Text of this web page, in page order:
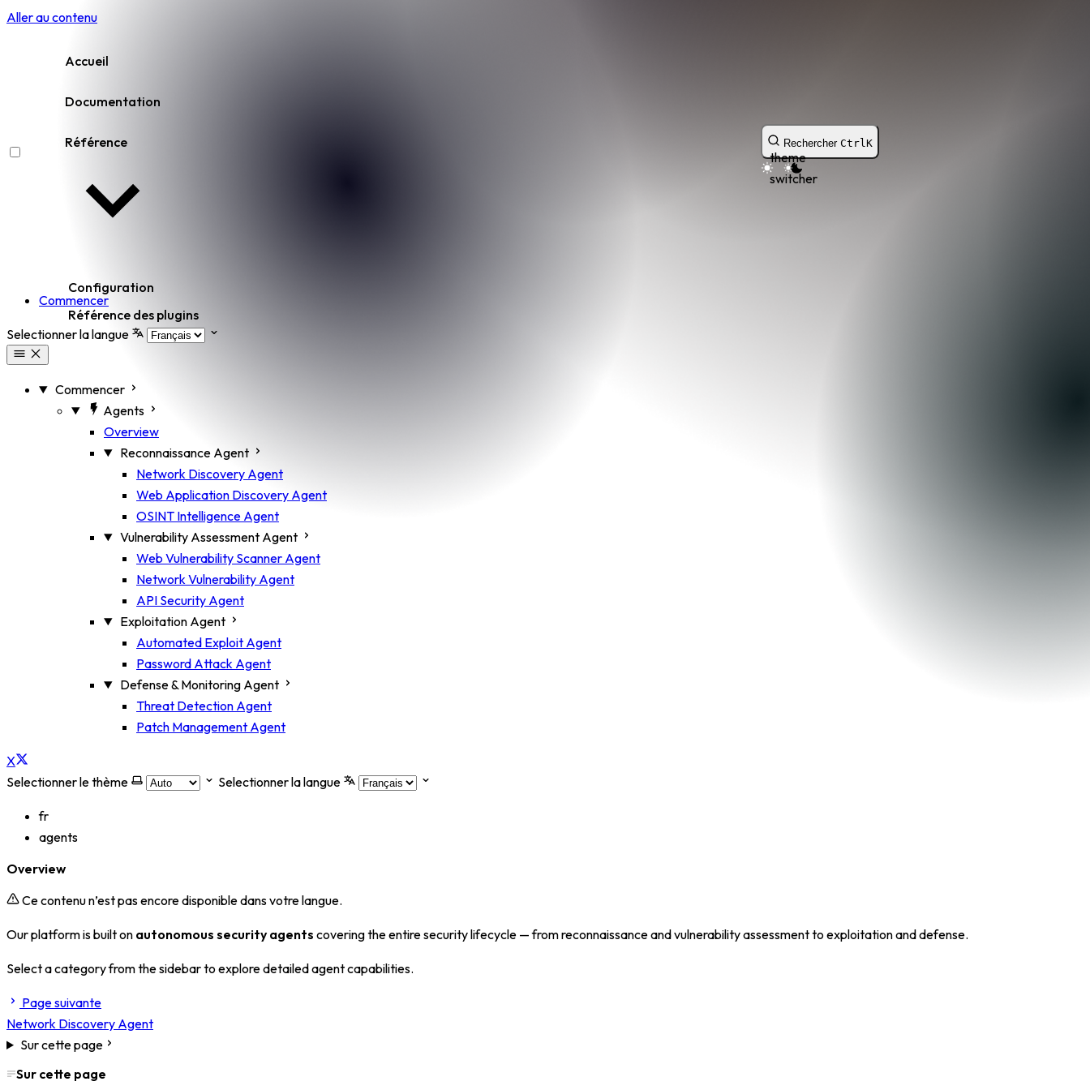
Aller au contenu
Accueil
Documentation
Référence
Configuration
Référence des plugins
Rechercher CtrlK
theme
switcher
Commencer
Selectionner la langue
Commencer
Agents
Overview
Reconnaissance Agent
Network Discovery Agent
Web Application Discovery Agent
OSINT Intelligence Agent
Vulnerability Assessment Agent
Web Vulnerability Scanner Agent
Network Vulnerability Agent
API Security Agent
Exploitation Agent
Automated Exploit Agent
Password Attack Agent
Defense & Monitoring Agent
Threat Detection Agent
Patch Management Agent
X
Selectionner le thème
Selectionner la langue
fr
agents
Overview
Ce contenu n’est pas encore disponible dans votre langue.
Our platform is built on autonomous security agents covering the entire security lifecycle — from reconnaissance and vulnerability assessment to exploitation and defense.
Select a category from the sidebar to explore detailed agent capabilities.
Page suivante
Network Discovery Agent
Sur cette page
Sur cette page